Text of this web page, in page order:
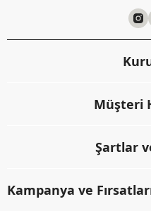
Müşteri
Şartlar
Kampanya ve